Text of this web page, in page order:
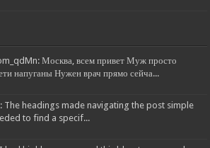
Москва, всем привет Муж просто
напуганы Нужен врач прямо сейча...
The headings made navigating the post simple
to find a specif...